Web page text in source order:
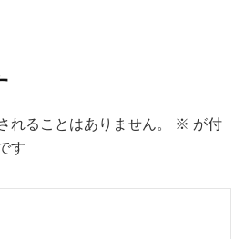
れることはありません。 ※ が付
す